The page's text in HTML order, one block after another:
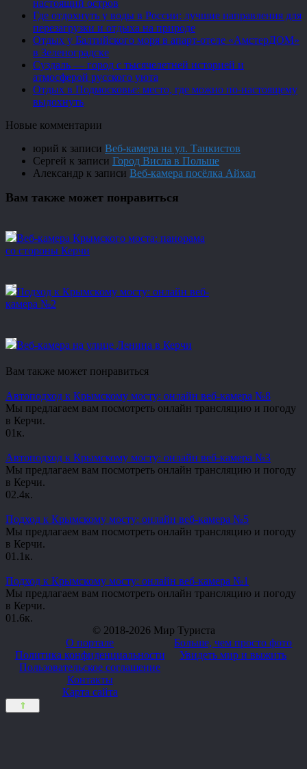
настоящий остров
Где отдохнуть у воды в России: лучшие направления для
перезагрузки и отдыха на природе
Отдых у Балтийского моря в апарт-отеле «АмстерДОМ»
в Зеленоградске
Суздаль — город с тысячелетней историей и
атмосферой русского уюта
Отдых в Подмосковье: место, где можно по-настоящему
выдохнуть
Новые комментарии
юрий к записи Веб-камера на ул. Танкистов
Сергей к записи Город Висла в Польше
Александр к записи Веб-камера посёлка Айхал
Вам также может понравиться
Веб-камера Крымского моста: панорама
со стороны Керчи
Подход к Крымскому мосту: онлайн веб-
камера №2
Веб-камера на улице Ленина в Керчи
Вам также может понравиться
Автоподход к Крымскому мосту: онлайн веб-камера №8
Мы предлагаем вам посмотреть онлайн трансляцию и погоду
в Керчи.
01к.
Автоподход к Крымскому мосту: онлайн веб-камера №3
Мы предлагаем вам посмотреть онлайн трансляцию и погоду
в Керчи.
02.4к.
Подход к Крымскому мосту: онлайн веб-камера №5
Мы предлагаем вам посмотреть онлайн трансляцию и погоду
в Керчи.
01.1к.
Подход к Крымскому мосту: онлайн веб-камера №1
Мы предлагаем вам посмотреть онлайн трансляцию и погоду
в Керчи.
01.6к.
© 2018-2026 Мир Туриста
О портале
Политика конфиденциальности
Пользовательское соглашение
Контакты
Карта сайта
Больше, чем просто фото
Увидеть мир и выжить